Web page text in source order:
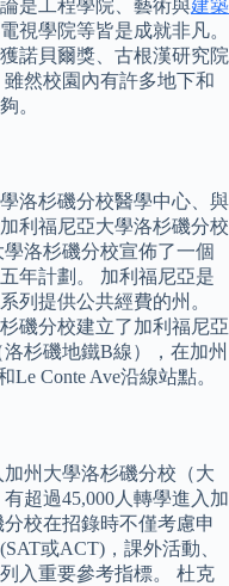
是工程學院、藝術與建築
視學院等皆是成就非凡。
諾貝爾獎、古根漢研究院
然校園內有許多地下和
。
洛杉磯分校醫學中心、與
利福尼亞大學洛杉磯分校
洛杉磯分校宣佈了一個
年計劃。 加利福尼亞是
列提供公共經費的州。
磯分校建立了加利福尼亞
杉磯地鐵B線），在加州
Conte Ave沿線站點。
加州大學洛杉磯分校（大
超過45,000人轉學進入加
校在招錄時不僅考慮申
或ACT)，課外活動、
入重要參考指標。 杜克